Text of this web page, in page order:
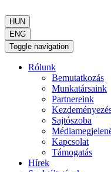
HUN
ENG
Toggle navigation
Rólunk
Bemutatkozás
Munkatársaink
Partnereink
Sajtószoba
Kapcsolat
Támogatás
Hírek